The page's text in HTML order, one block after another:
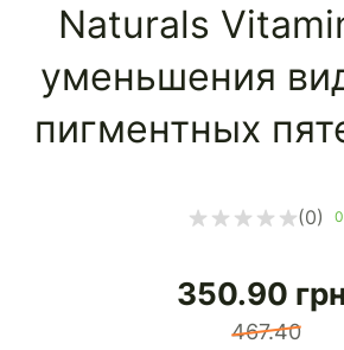
Naturals
уменьшения
пигментных
(0) 0
350.90
467.40